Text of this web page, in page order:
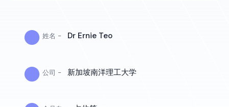
● 姓名 - Dr Ernie Teo
● 公司 - 新加坡南洋理工大学